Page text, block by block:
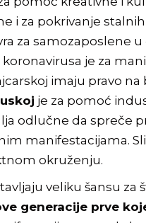
i za pokrivanje
za samozaposlene
je za
imaju pravo
je za pomoć
odlučne da spreče
manifestacijama.
okruženju.
veliku šansu za
generacije prve